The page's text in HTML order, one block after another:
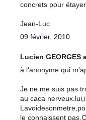
concrets pour
Jean-Luc
09 février, 2010
Lucien GEORGES
à l'anonyme qui
Je ne me suis pas
au caca
le connaissent